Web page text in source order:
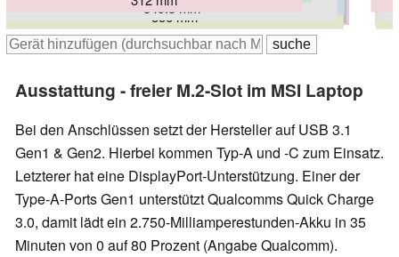
361.8 mm
358.8 mm
356 mm
349.3 mm
Ausstattung - freier M.2-Slot im MSI Laptop
Bei den Anschlüssen setzt der Hersteller auf USB 3.1
Gen1 & Gen2. Hierbei kommen Typ-A und -C zum Einsatz.
Letzterer hat eine DisplayPort-Unterstützung. Einer der
Type-A-Ports Gen1 unterstützt Qualcomms Quick Charge
3.0, damit lädt ein 2.750-Milliamperestunden-Akku in 35
Minuten von 0 auf 80 Prozent (Angabe Qualcomm).